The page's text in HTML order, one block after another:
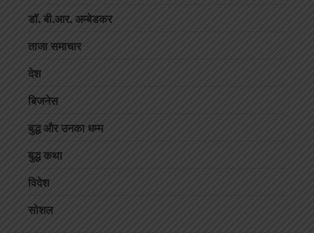
डॉ. बी.आर. अम्बेडकर
ताजा समाचार
देश
बिजनेस
बुद्ध और उनका धम्म
बुद्ध कथा
विदेश
सोशल